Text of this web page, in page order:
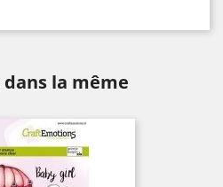
la même